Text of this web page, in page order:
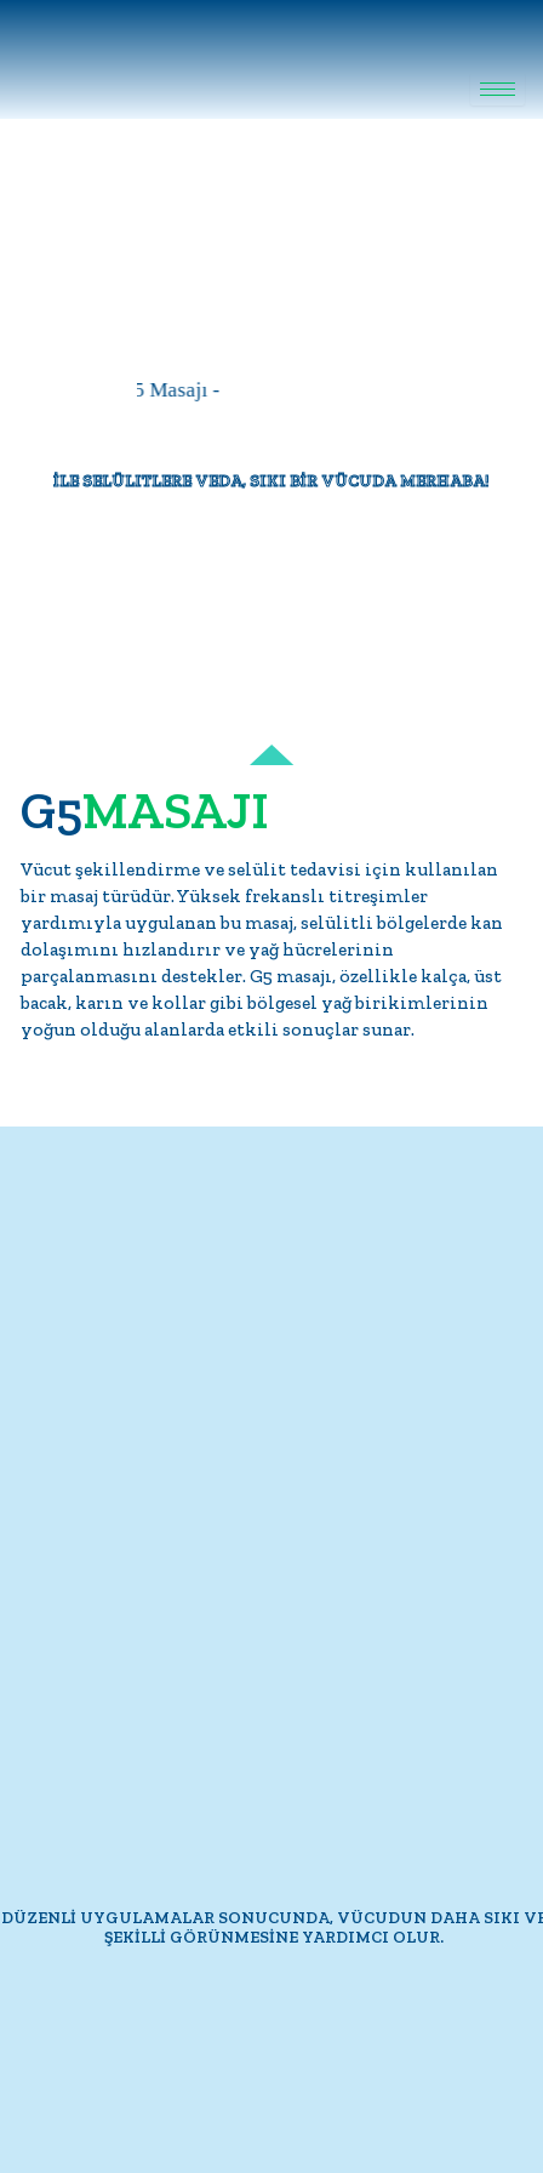
Zum
Inhalt
springen
- G5 Masajı -
İLE SELÜLITLERE VEDA, SIKI BİR VÜCUDA MERHABA!
G5MASAJI
Vücut şekillendirme ve selülit tedavisi için kullanılan
bir masaj türüdür. Yüksek frekanslı titreşimler
yardımıyla uygulanan bu masaj, selülitli bölgelerde kan
dolaşımını hızlandırır ve yağ hücrelerinin
parçalanmasını destekler. G5 masajı, özellikle kalça, üst
bacak, karın ve kollar gibi bölgesel yağ birikimlerinin
yoğun olduğu alanlarda etkili sonuçlar sunar.
DÜZENLİ UYGULAMALAR SONUCUNDA, VÜCUDUN DAHA SIKI
ŞEKİLLİ GÖRÜNMESİNE YARDIMCI OLUR.